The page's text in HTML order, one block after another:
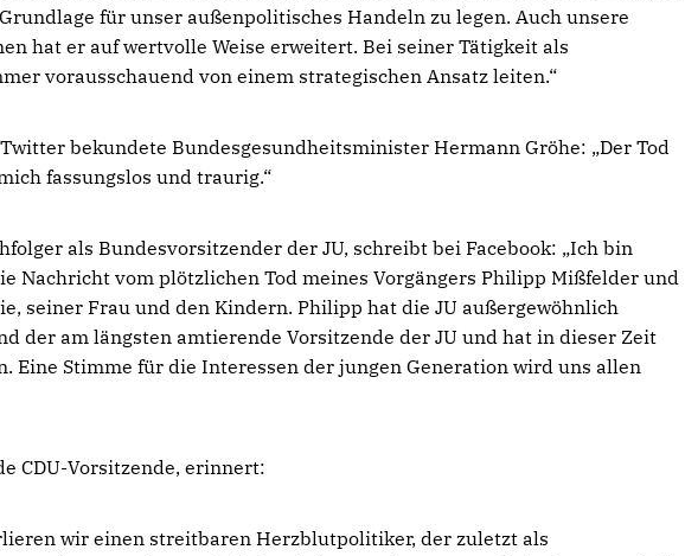
für unser außenpolitisches Handeln zu legen. Auch unsere
hat er auf wertvolle Weise erweitert. Bei seiner Tätigkeit als
vorausschauend von einem strategischen Ansatz leiten.“
bekundete Bundesgesundheitsminister Hermann Gröhe: Der Tod
fassungslos und traurig.“
als Bundesvorsitzender der JU, schreibt bei Facebook: Ich bin
Nachricht vom plötzlichen Tod meines Vorgängers Philipp Mißfelder und
seiner Frau und den Kindern. Philipp hat die JU außergewöhnlich
der am längsten amtierende Vorsitzende der JU und hat in dieser Zeit
Eine Stimme für die Interessen der jungen Generation wird uns allen
CDU-Vorsitzende, erinnert:
wir einen streitbaren Herzblutpolitiker, der zuletzt als